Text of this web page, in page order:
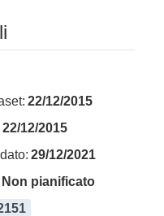
22/12/2015
22/12/2015
29/12/2021
Non pianificato